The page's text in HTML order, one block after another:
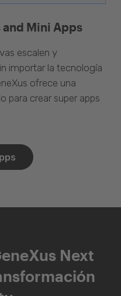
Mini Apps
escalen y
importar la tecnología
ofrece una
para crear super apps
Next